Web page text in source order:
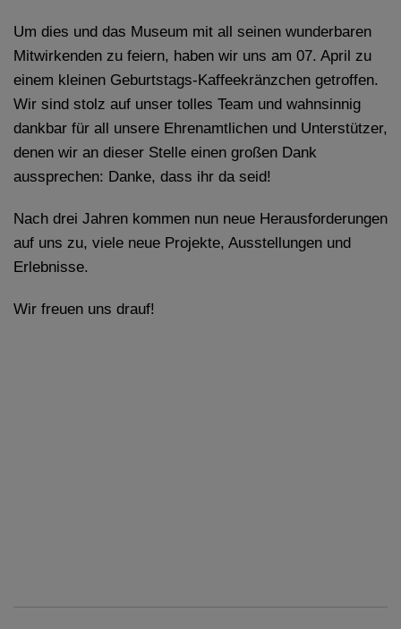
Um dies und das Museum mit all seinen wunderbaren
Mitwirkenden zu feiern, haben wir uns am 07. April zu
einem kleinen Geburtstags-Kaffeekränzchen getroffen.
Wir sind stolz auf unser tolles Team und wahnsinnig
dankbar für all unsere Ehrenamtlichen und Unterstützer,
denen wir an dieser Stelle einen großen Dank
aussprechen: Danke, dass ihr da seid!
Nach drei Jahren kommen nun neue Herausforderungen
auf uns zu, viele neue Projekte, Ausstellungen und
Erlebnisse.
Wir freuen uns drauf!